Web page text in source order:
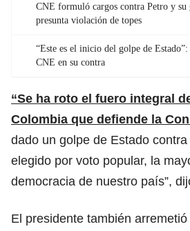
CNE formuló cargos contra Petro y su
presunta violación de topes
“Este es el inicio del golpe de
CNE en su contra
“Se ha roto el fuero integral
Colombia que defiende la
dado un golpe de Estado
elegido por voto popular, la
democracia de nuestro país”,
El presidente también